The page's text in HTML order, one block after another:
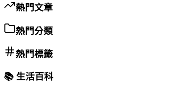
熱門文章
熱門分類
熱門標籤
📚 生活百科